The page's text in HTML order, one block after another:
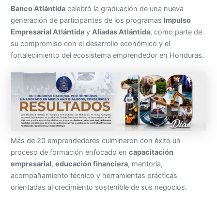
Banco Atlántida celebró la graduación de una nueva
generación de participantes de los programas Impulso
Empresarial Atlántida yAliadas Atlántida, como parte de
su compromiso con el desarrollo económico y el
fortalecimiento del ecosistema emprendedor en Honduras.
Más de 20 emprendedores culminaron con éxito un
proceso de formación enfocado encapacitación
empresarial,educación financiera, mentoría,
acompañamiento técnico y herramientas prácticas
orientadas al crecimiento sostenible de sus negocios.